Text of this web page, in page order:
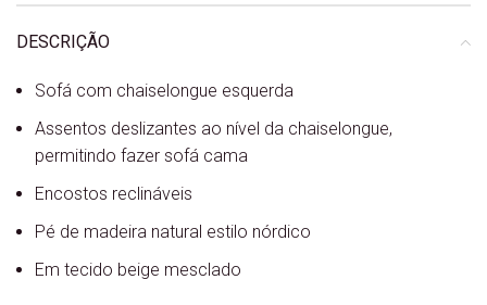
DESCRIÇÃO
Sofá com chaiselongue esquerda
Assentos deslizantes ao nível da chaiselongue,
permitindo fazer sofá cama
Encostos reclináveis
Pé de madeira natural estilo nórdico
Em tecido beige mesclado